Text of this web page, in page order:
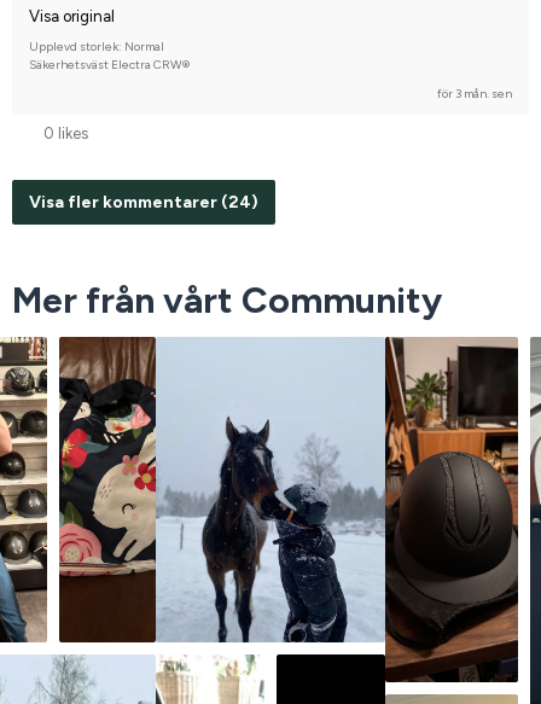
Visa original
Upplevd storlek: Normal
Säkerhetsväst Electra CRW®
för 3 mån. sen
0 likes
Visa fler kommentarer (24)
Mer från vårt Community